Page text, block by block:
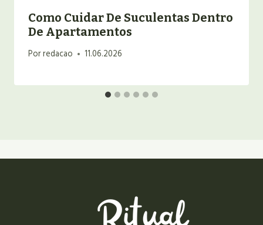
Como Cuidar De Suculentas Dentro
De Apartamentos
Porredacao 11.06.2026